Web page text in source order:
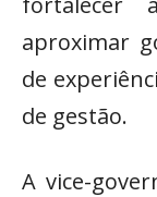
aproximar
de
de gestão.
A vice-